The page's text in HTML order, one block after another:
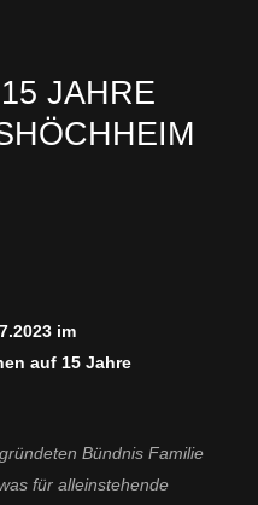
JAHRE
im
auf 15 Jahre
Bündnis Familie
für alleinstehende